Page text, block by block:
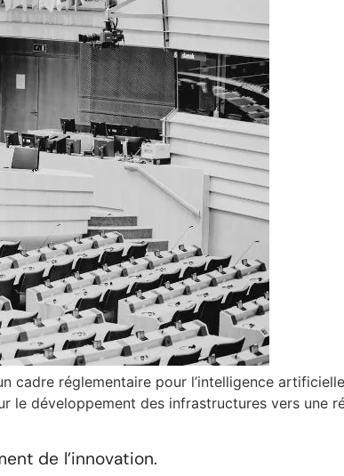
cadre réglementaire pour l’intelligence
le développement des infrastructures vers une
de l’innovation.